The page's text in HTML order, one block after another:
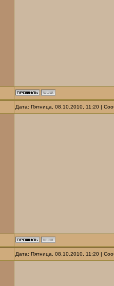
Дата: Пятница, 08.10.2010, 11:20 |
Дата: Пятница, 08.10.2010, 11:20 |